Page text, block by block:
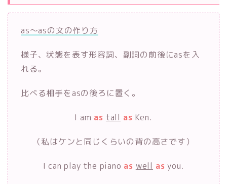
as～asの文の作り方
様子、状態を表す形容詞、副詞の前後にasを入
れる。
比べる相手をasの後ろに置く。
I am as tall as Ken.
（私はケンと同じくらいの背の高さです）
I can play the piano as well as you.